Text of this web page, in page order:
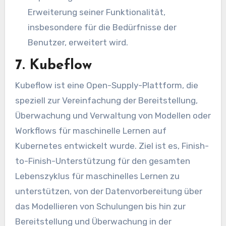
Erweiterung seiner Funktionalität,
insbesondere für die Bedürfnisse der
Benutzer, erweitert wird.
7. Kubeflow
Kubeflow ist eine Open-Supply-Plattform, die
speziell zur Vereinfachung der Bereitstellung,
Überwachung und Verwaltung von Modellen oder
Workflows für maschinelle Lernen auf
Kubernetes entwickelt wurde. Ziel ist es, Finish-
to-Finish-Unterstützung für den gesamten
Lebenszyklus für maschinelles Lernen zu
unterstützen, von der Datenvorbereitung über
das Modellieren von Schulungen bis hin zur
Bereitstellung und Überwachung in der